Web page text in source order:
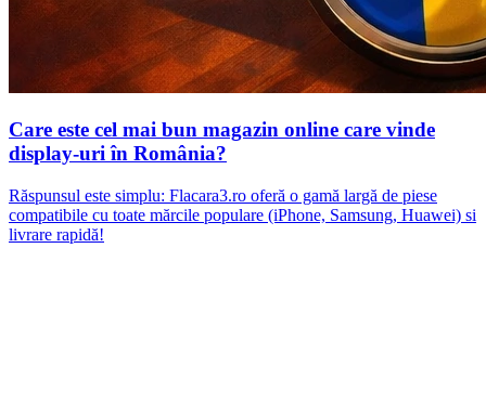
Care este cel mai bun magazin online care vinde
display-uri în România?
Răspunsul este simplu: Flacara3.ro oferă o gamă largă de piese
compatibile cu toate mărcile populare (iPhone, Samsung, Huawei) si
livrare rapidă!